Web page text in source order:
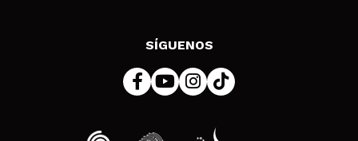
Política de cookies
SÍGUENOS